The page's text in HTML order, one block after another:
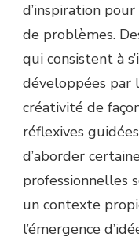
d’inspiration
de problèmes.
qui consistent à
développées par
créativité de
réflexives
d’aborder
professionnelles
un contexte
l’émergence